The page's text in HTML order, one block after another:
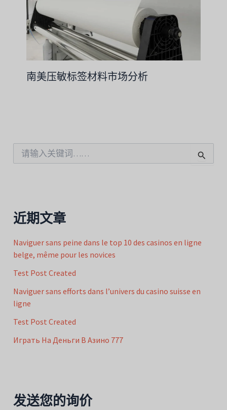
南美压敏标签材料市场分析
索
近期文章
Naviguer sans peine dans le top 10 des casinos en ligne
belge, même pour les novices
Test Post Created
Naviguer sans efforts dans l’univers du casino suisse en
ligne
Test Post Created
Играть На Деньги В Азино 777
发送您的询价